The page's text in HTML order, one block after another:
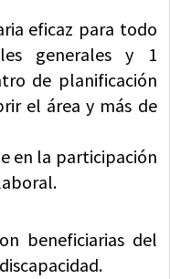
eficaz para todo
generales y 1
de planificación
el área y más de
en la participación
beneficiarias del